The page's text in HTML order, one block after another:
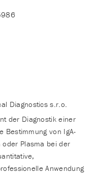
Diagnostics s.r.o.
der Diagnostik einer
Bestimmung von IgA-
Plasma bei der
Anwendung